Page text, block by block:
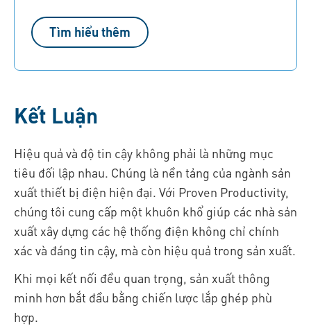
Tìm hiểu thêm
Kết Luận
Hiệu quả và độ tin cậy không phải là những mục
tiêu đối lập nhau. Chúng là nền tảng của ngành sản
xuất thiết bị điện hiện đại. Với Proven Productivity,
chúng tôi cung cấp một khuôn khổ giúp các nhà sản
xuất xây dựng các hệ thống điện không chỉ chính
xác và đáng tin cậy, mà còn hiệu quả trong sản xuất.
Khi mọi kết nối đều quan trọng, sản xuất thông
minh hơn bắt đầu bằng chiến lược lắp ghép phù
hợp.